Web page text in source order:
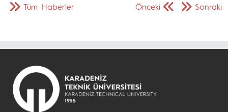
Önceki Sonraki
Tüm Haberler